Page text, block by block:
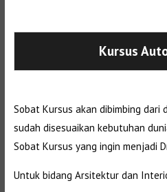
Kursus
Sobat Kursus akan dibimbing dari
sudah disesuaikan kebutuhan
Sobat Kursus yang ingin menjadi
Untuk bidang Arsitektur dan